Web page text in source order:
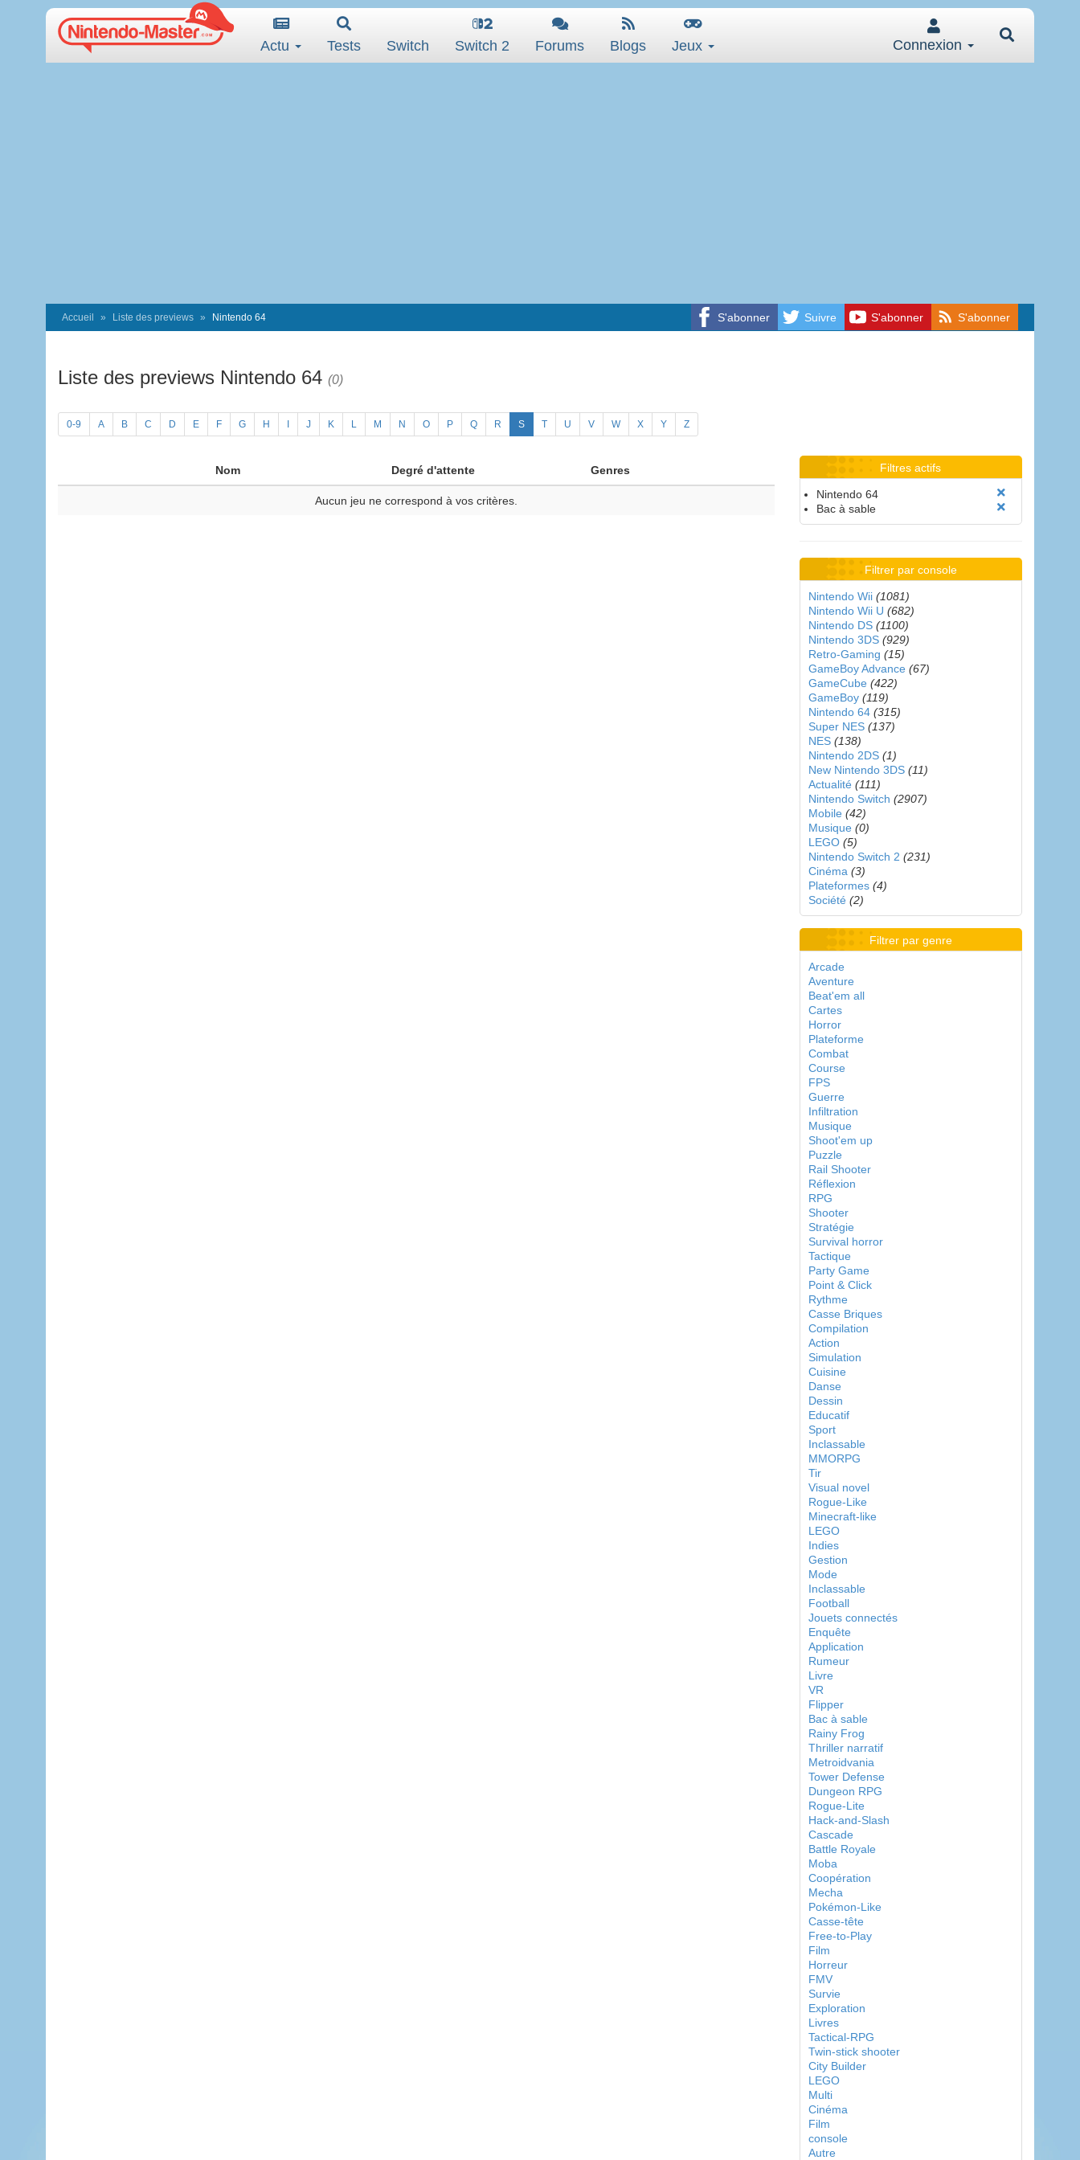
Actu Tests Switch Switch 2 Forums Blogs Jeux Connexion
S'abonner Suivre S'abonner S'abonner
Accueil Liste des previews Nintendo 64
Liste des previews Nintendo 64 (0)
0-9 A B C D E F G H J K L M N O P Q R S T U V W X Y Z
Nom Degré d'attente Genres
Aucun jeu ne correspond à vos critères.
Filtres actifs
Nintendo 64
Bac à sable
Filtrer par console
Nintendo Wii (1081)
Nintendo Wii U (682)
Nintendo DS (1100)
Nintendo 3DS (929)
Retro-Gaming (15)
GameBoy Advance (67)
GameCube (422)
GameBoy (119)
Nintendo 64 (315)
Super NES (137)
NES (138)
Nintendo 2DS (1)
New Nintendo 3DS (11)
Actualité (111)
Nintendo Switch (2907)
Mobile (42)
Musique (0)
LEGO (5)
Nintendo Switch 2 (231)
Cinéma (3)
Plateformes (4)
Société (2)
Filtrer par genre
Arcade
Aventure
Beat'em all
Cartes
Horror
Plateforme
Combat
Course
FPS
Guerre
Infiltration
Musique
Shoot'em up
Puzzle
Rail Shooter
Réflexion
RPG
Shooter
Stratégie
Survival horror
Tactique
Party Game
Point & Click
Rythme
Casse Briques
Compilation
Action
Simulation
Cuisine
Danse
Dessin
Educatif
Sport
Inclassable
MMORPG
Tir
Visual novel
Rogue-Like
Minecraft-like
LEGO
Indies
Gestion
Mode
Inclassable
Football
Jouets connectés
Enquête
Application
Rumeur
Livre
VR
Flipper
Bac à sable
Rainy Frog
Thriller narratif
Metroidvania
Tower Defense
Dungeon RPG
Rogue-Lite
Hack-and-Slash
Cascade
Battle Royale
Moba
Coopération
Mecha
Pokémon-Like
Casse-tête
Free-to-Play
Film
Horreur
FMV
Survie
Exploration
Livres
Tactical-RPG
Twin-stick shooter
City Builder
LEGO
Multi
Cinéma
Film
console
Autre